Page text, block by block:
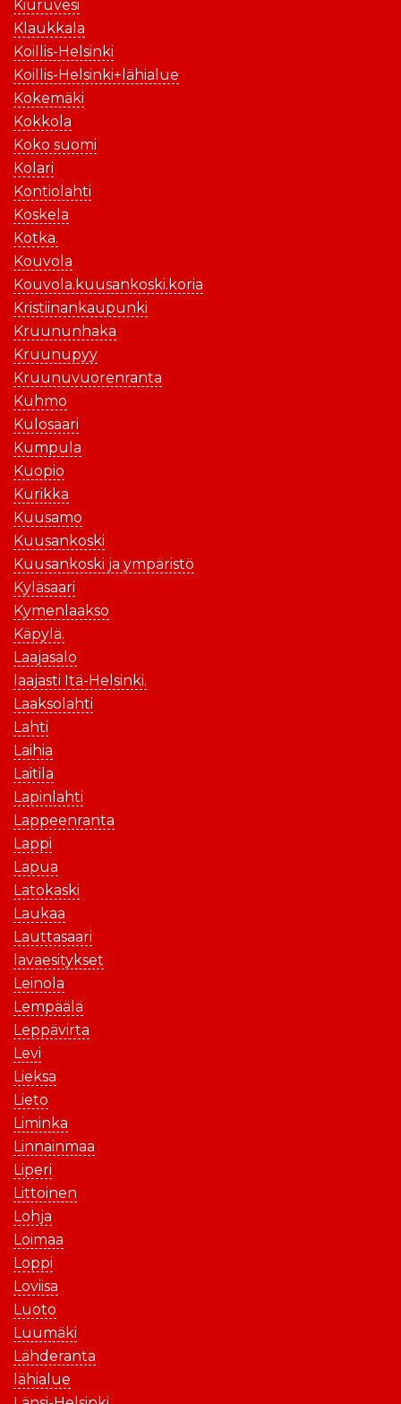
Kiuruvesi
Klaukkala
Koillis-Helsinki
Koillis-Helsinki+lähialue
Kokemäki
Kokkola
Koko suomi
Kolari
Kontiolahti
Koskela
Kotka.
Kouvola
Kouvola.kuusankoski.koria
Kristiinankaupunki
Kruununhaka
Kruunupyy
Kruunuvuorenranta
Kuhmo
Kulosaari
Kumpula
Kuopio
Kurikka
Kuusamo
Kuusankoski
Kuusankoski ja ympäristö
Kyläsaari
Kymenlaakso
Käpylä.
Laajasalo
laajasti Itä-Helsinki.
Laaksolahti
Lahti
Laihia
Laitila
Lapinlahti
Lappeenranta
Lappi
Lapua
Latokaski
Laukaa
Lauttasaari
lavaesitykset
Leinola
Lempäälä
Leppävirta
Levi
Lieksa
Lieto
Liminka
Linnainmaa
Liperi
Littoinen
Lohja
Loimaa
Loppi
Loviisa
Luoto
Luumäki
Lähderanta
lähialue